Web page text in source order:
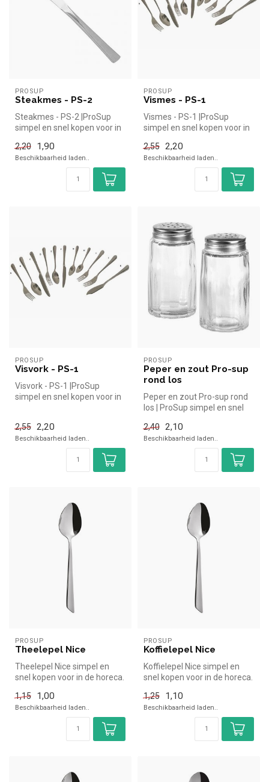
PROSUP
Steakmes - PS-2
Steakmes - PS-2 |ProSup
simpel en snel kopen voor in
2,20
1,90
Beschikbaarheid laden..
PROSUP
Vismes - PS-1
Vismes - PS-1 |ProSup
simpel en snel kopen voor in
bek...
2,55 2,20
Beschikbaarheid laden..
PROSUP
Visvork - PS-1
Visvork - PS-1 |ProSup
simpel en snel kopen voor in
2,55 2,20
Beschikbaarheid laden..
PROSUP
Peper en zout Pro-sup
rond los
Peper en zout Pro-sup rond
los | ProSup simpel en snel
2,40 2,10
Beschikbaarheid laden..
PROSUP
Theelepel Nice
Theelepel Nice simpel en
snel kopen voor in de horeca.
1,15
1,00
Beschikbaarheid laden..
PROSUP
Koffielepel Nice
Koffielepel Nice simpel en
snel kopen voor in de horeca.
1,25
1,10
Beschikbaarheid laden..